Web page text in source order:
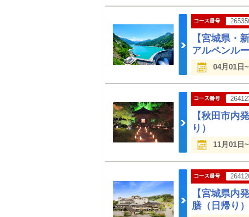
【宮城県・
アルペンル
04月01日
【秋田市内
り）
11月01日
【宮城県内
膳（日帰り）